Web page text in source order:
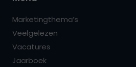
Marketingthema’s
Veelgelezen
Vacatures
Jaarboek